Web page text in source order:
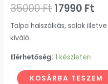
35000Ft 17990 Ft
Talpa halszálkás, salak
kiváló.
Elérhetőség: 1 készleten
KOSÁRBA TESZEM